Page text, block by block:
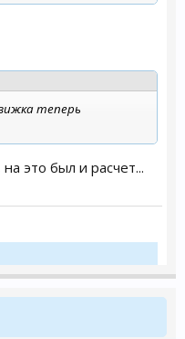
теперь
это был и расчет...